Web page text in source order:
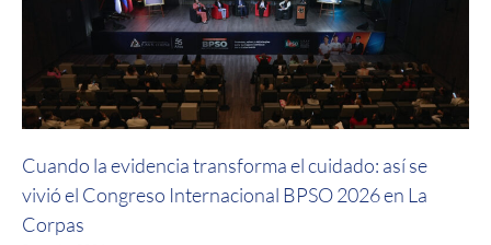
Cuando la evidencia transforma el cuidado: así se
vivió el Congreso Internacional BPSO 2026 en La
Corpas